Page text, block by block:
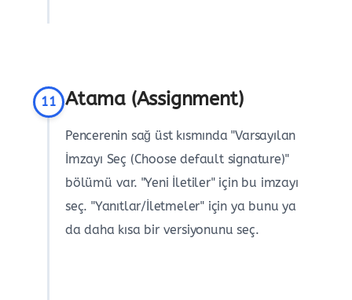
11 Atama (Assignment)
Pencerenin sağ üst kısmında "Varsayılan
İmzayı Seç (Choose default signature)"
bölümü var. "Yeni İletiler" için bu imzayı
seç. "Yanıtlar/İletmeler" için ya bunu ya
da daha kısa bir versiyonunu seç.